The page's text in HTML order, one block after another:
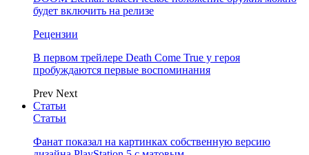
будет включить на релизе
Рецензии
В первом трейлере Death Come True у героя
пробуждаются первые воспоминания
Prev Next
Статьи
Статьи
Фанат показал на картинках собственную версию